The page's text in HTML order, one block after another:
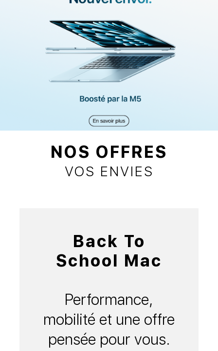
NOS OFFRES
VOS ENVIES
Back To
School Mac
Performance,
mobilité et une offre
pensée pour vous.